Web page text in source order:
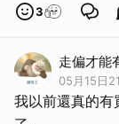
3
走偏才能
05月15日
我以前還真的有